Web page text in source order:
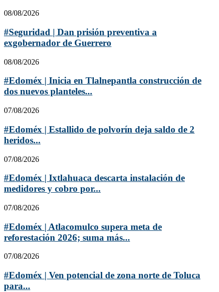
08/08/2026
#Seguridad | Dan prisión preventiva a
exgobernador de Guerrero
08/08/2026
#Edoméx | Inicia en Tlalnepantla construcción de
dos nuevos planteles...
07/08/2026
#Edoméx | Estallido de polvorín deja saldo de 2
heridos...
07/08/2026
#Edoméx | Ixtlahuaca descarta instalación de
medidores y cobro por...
07/08/2026
#Edoméx | Atlacomulco supera meta de
reforestación 2026; suma más...
07/08/2026
#Edoméx | Ven potencial de zona norte de Toluca
para...